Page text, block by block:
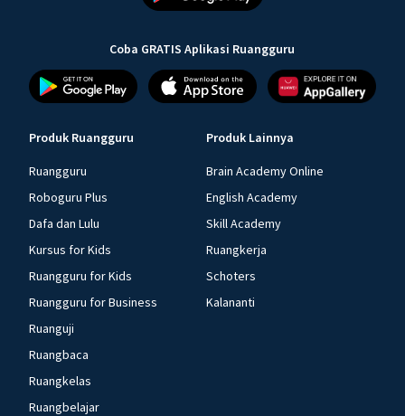
Coba GRATIS Aplikasi Ruangguru
Produk Ruangguru
Ruangguru
Roboguru Plus
Dafa dan Lulu
Kursus for Kids
Ruangguru for Kids
Ruangguru for Business
Ruanguji
Ruangbaca
Ruangkelas
Ruangbelajar
Produk Lainnya
Brain Academy Online
English Academy
Skill Academy
Ruangkerja
Schoters
Kalananti